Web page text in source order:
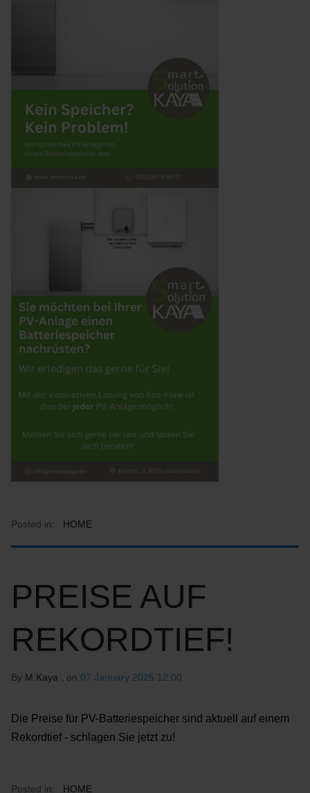
Posted in: HOME
PREISE AUF
REKORDTIEF!
By M.Kaya , on 07 January 2025 12:00
Die Preise für PV-Batteriespeicher sind aktuell auf einem
Rekordtief - schlagen Sie jetzt zu!
Posted in: HOME